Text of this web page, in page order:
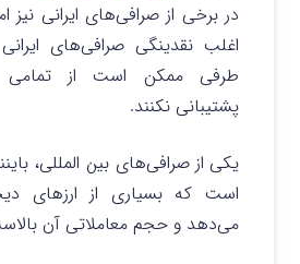
در برخی از صرافی‌های ایرانی نیز
اغلب نقدینگی صرافی‌های
طرفی ممکن است از تمامی
پشتیبانی نکنند.
یکی از صرافی‌های بین المللی،
است که بسیاری از ارزهای
می‌دهد و حجم معاملاتی آن